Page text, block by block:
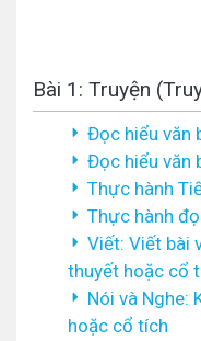
Bài 1: Truyện
Đọc hiểu văn
Đọc hiểu văn
Thực hành
Thực hành
Viết: Viết bài
thuyết hoặc cổ
Nói và Nghe:
hoặc cổ tích